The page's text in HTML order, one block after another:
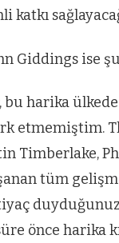
Giddings ise
bu harika
etmemiştim.
Timberlake,
tüm
önce harika